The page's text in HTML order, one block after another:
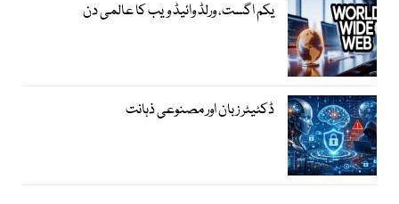
یکم اگست، ورلڈ وائیڈ ویب کا عالمی دن
ڈکٹیٹر زبان اور مصنوعی ذہانت